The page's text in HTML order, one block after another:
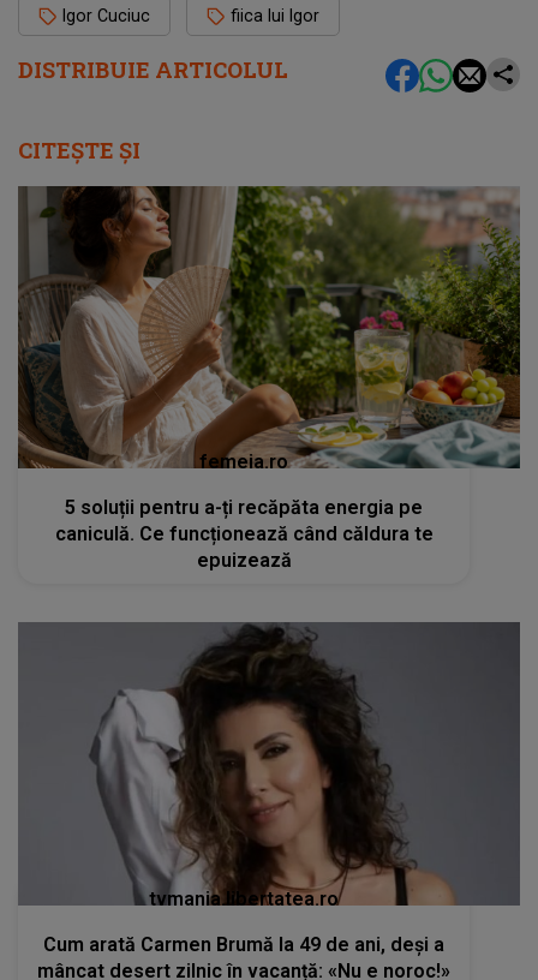
DISTRIBUIE ARTICOLUL
Igor Cuciuc fiica lui Igor
CITEȘTE ȘI
femeia.ro
5 soluții pentru a-ți recăpăta energia pe
caniculă. Ce funcționează când căldura te
epuizează
tvmania.libertatea.ro
Cum arată Carmen Brumă la 49 de ani, deși a
mâncat desert zilnic în vacanță: «Nu e noroc!»